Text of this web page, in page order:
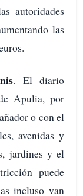
autoridades
las
. El diario
Apulia, por
o con el
avenidas y
jardines y el
puede
incluso van